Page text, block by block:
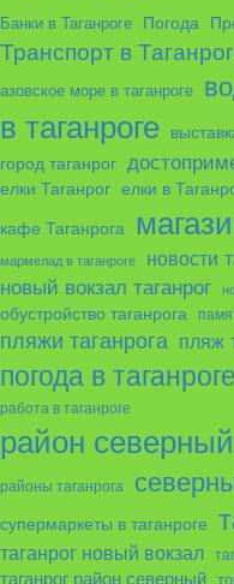
Банки в Таганроге Погода
Транспорт в
азовское море в таганроге
в таганроге
город таганрог
елки Таганрог елки в
кафе Таганрога
мармелад в таганроге новости
новый вокзал таганрог
обустройство таганрога
пляжи таганрога пляж
погода в таганроге
работа в таганроге
район северный
районы таганрога
супермаркеты в таганроге
таганрог новый вокзал
таганрог район северный